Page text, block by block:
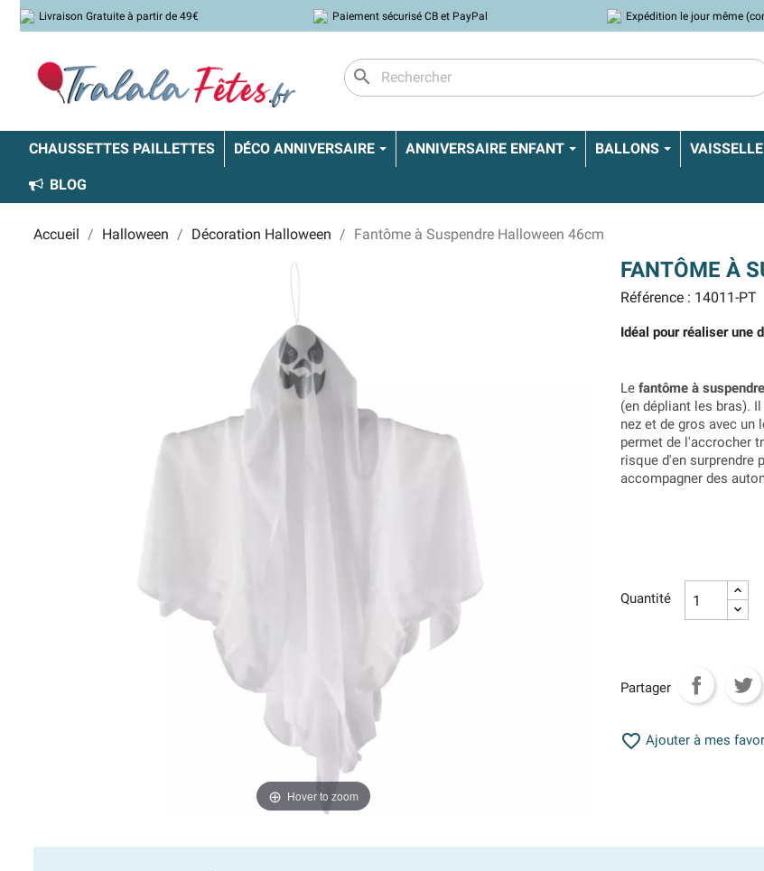
Livraison Gratuite à partir de 49€ Paiement sécurisé CB et PayPal Expédition le jour même
search
CHAUSSETTES PAILLETTES DÉCO ANNIVERSAIRE ANNIVERSAIRE ENFANT BALLONS VAISSELLE
BLOG
Accueil Halloween Décoration Halloween Fantôme à Suspendre Halloween 46cm
Hover to zoom
FANTÔME À
Référence : 14011-PT
Idéal pour réaliser une
Le fantôme à
(en dépliant les bras).
nez et de gros avec un
permet de l'accrocher
risque d'en surprendre
accompagner des
Quantité
Partager
 Ajouter à mes